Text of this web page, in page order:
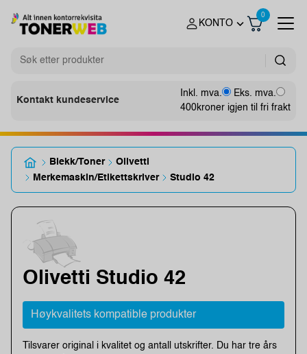
KONTO
0
Kontakt kundeservice
Inkl. mva.
Eks. mva.
400kroner igjen til fri frakt
Blekk/Toner
Olivetti
Merkemaskin/Etikettskriver
Studio 42
Olivetti Studio 42
Høykvalitets kompatible produkter
Tilsvarer original i kvalitet og antall utskrifter. Du har tre års